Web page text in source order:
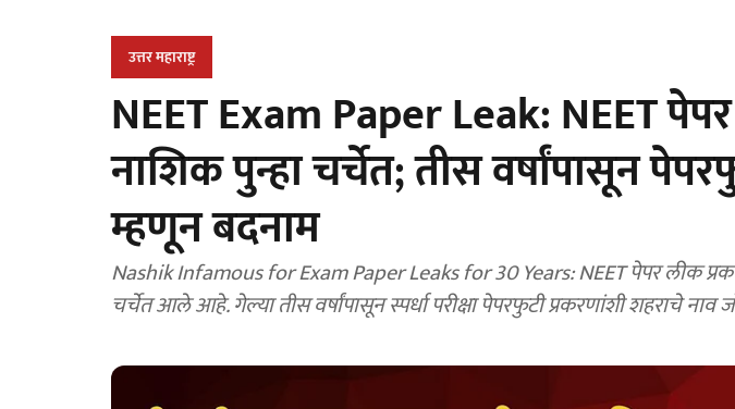
उत्तर महाराष्ट्र
NEET Exam Paper Leak: NEET
नाशिक पुन्हा चर्चेत; तीस वर्षांपासून
म्हणून बदनाम
Nashik Infamous for Exam Paper Leaks for 30 Years: NEET पेपर लीक
चर्चेत आले आहे. गेल्या तीस वर्षांपासून स्पर्धा परीक्षा पेपरफुटी प्रकरणांशी शहराचे